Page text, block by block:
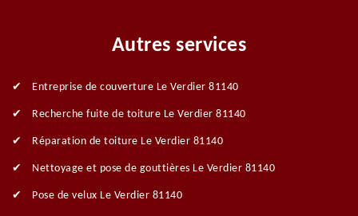
Autres services
Entreprise de couverture Le Verdier 81140
Recherche fuite de toiture Le Verdier 81140
Réparation de toiture Le Verdier 81140
Nettoyage et pose de gouttières Le Verdier 81140
Pose de velux Le Verdier 81140